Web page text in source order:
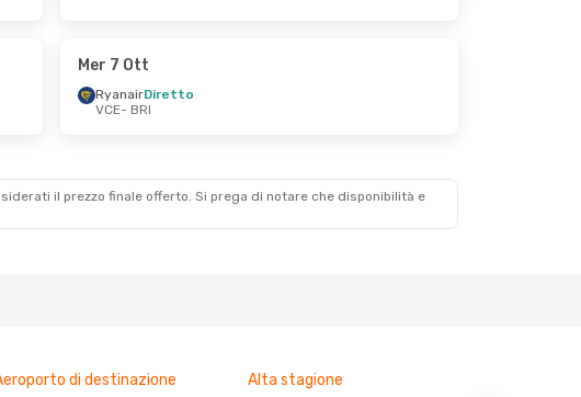
Mer 7 Ott
RyanairDiretto
VCE- BRI
il ​​prezzo finale offerto. Si prega di notare che disponibilità e
di destinazione Alta stagione